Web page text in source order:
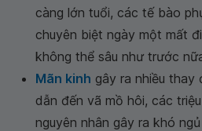
càng lớn tuổi, các tế bào
chuyên biệt ngày một mất
không thể sâu như trước
Mãn kinh gây ra nhiều thay
dẫn đến vã mồ hôi, các
nguyên nhân gây ra khó